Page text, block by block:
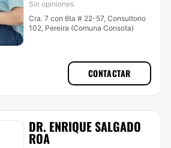
Sin opiniones
Cra. 7 con 6ta # 22-57, Consultorio
102, Pereira (Comuna Consota)
CONTACTAR
DR. ENRIQUE SALGADO
ROA